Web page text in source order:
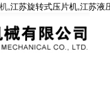
,江苏旋转式压片机,江苏液